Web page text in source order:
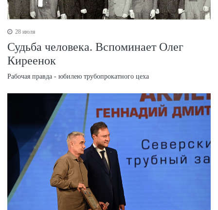
28 июля
Судьба человека. Вспоминает Олег
Киреенок
Рабочая правда - юбилею трубопрокатного цеха